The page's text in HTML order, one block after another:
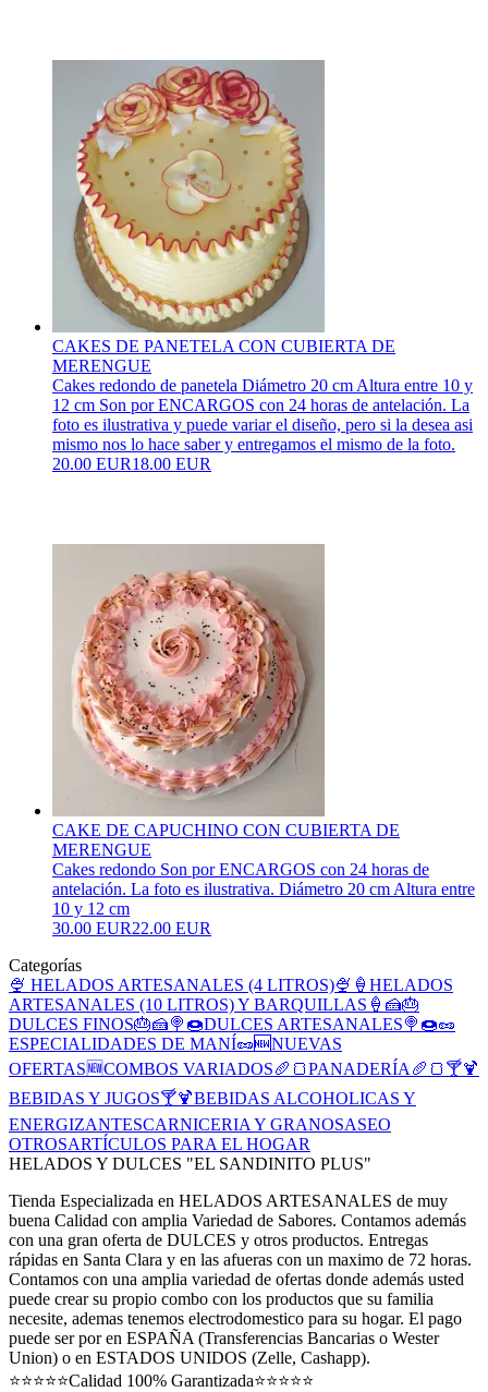
CAKES DE PANETELA CON CUBIERTA DE
MERENGUE
Cakes redondo de panetela Diámetro 20 cm Altura entre 10 y
12 cm Son por ENCARGOS con 24 horas de antelación. La
foto es ilustrativa y puede variar el diseño, pero si la desea asi
mismo nos lo hace saber y entregamos el mismo de la foto.
20.00 EUR18.00 EUR
CAKE DE CAPUCHINO CON CUBIERTA DE
MERENGUE
Cakes redondo Son por ENCARGOS con 24 horas de
antelación. La foto es ilustrativa. Diámetro 20 cm Altura entre
10 y 12 cm
30.00 EUR22.00 EUR
Categorías
🍨 HELADOS ARTESANALES (4 LITROS)🍨 🍦HELADOS
ARTESANALES (10 LITROS) Y BARQUILLAS🍦 🍰🎂
DULCES FINOS🎂🍰🍭🍩DULCES ARTESANALES🍭🍩🥜
ESPECIALIDADES DE MANÍ🥜🆕NUEVAS
OFERTAS🆕COMBOS VARIADOS🥖🍞PANADERÍA🥖🍞 🍸🍹
BEBIDAS Y JUGOS🍸🍹BEBIDAS ALCOHOLICAS Y
ENERGIZANTESCARNICERIA Y GRANOSASEO
OTROSARTÍCULOS PARA EL HOGAR
HELADOS Y DULCES "EL SANDINITO PLUS"
Tienda Especializada en HELADOS ARTESANALES de muy
buena Calidad con amplia Variedad de Sabores. Contamos además
con una gran oferta de DULCES y otros productos. Entregas
rápidas en Santa Clara y en las afueras con un maximo de 72 horas.
Contamos con una amplia variedad de ofertas donde además usted
puede crear su propio combo con los productos que su familia
necesite, ademas tenemos electrodomestico para su hogar. El pago
puede ser por en ESPAÑA (Transferencias Bancarias o Wester
Union) o en ESTADOS UNIDOS (Zelle, Cashapp).
⭐⭐⭐⭐⭐Calidad 100% Garantizada⭐⭐⭐⭐⭐